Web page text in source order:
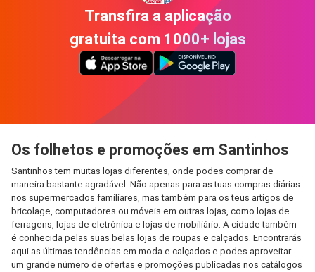
Transfira a aplicação
gratuita com 1000+ lojas
Os folhetos e promoções em Santinhos
Santinhos tem muitas lojas diferentes, onde podes comprar de
maneira bastante agradável. Não apenas para as tuas compras diárias
nos supermercados familiares, mas também para os teus artigos de
bricolage, computadores ou móveis em outras lojas, como lojas de
ferragens, lojas de eletrónica e lojas de mobiliário. A cidade também
é conhecida pelas suas belas lojas de roupas e calçados. Encontrarás
aqui as últimas tendências em moda e calçados e podes aproveitar
um grande número de ofertas e promoções publicadas nos catálogos